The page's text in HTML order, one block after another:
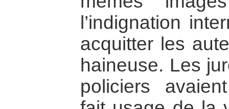
l’indignation
acquitter les
haineuse. Les
policiers